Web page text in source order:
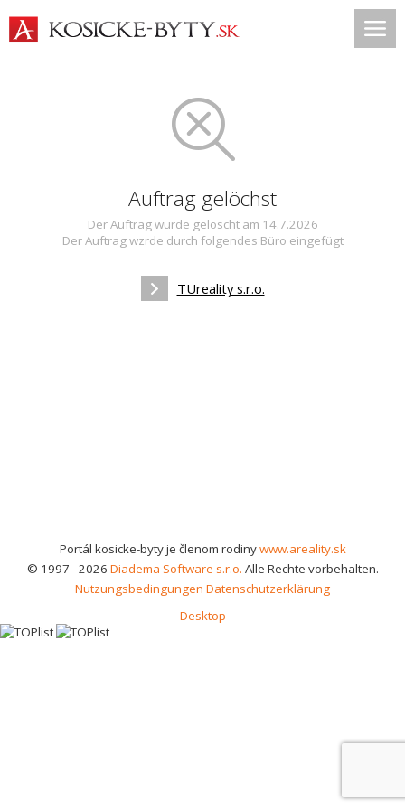
Auftrag gelöchst
Der Auftrag wurde gelöscht am 14.7.2026
Der Auftrag wzrde durch folgendes Büro eingefügt
TUreality s.r.o.
Portál kosicke-byty je členom rodinywww.areality.sk
© 1997 - 2026 Diadema Software s.r.o. Alle Rechte vorbehalten.
Nutzungsbedingungen Datenschutzerklärung
Desktop